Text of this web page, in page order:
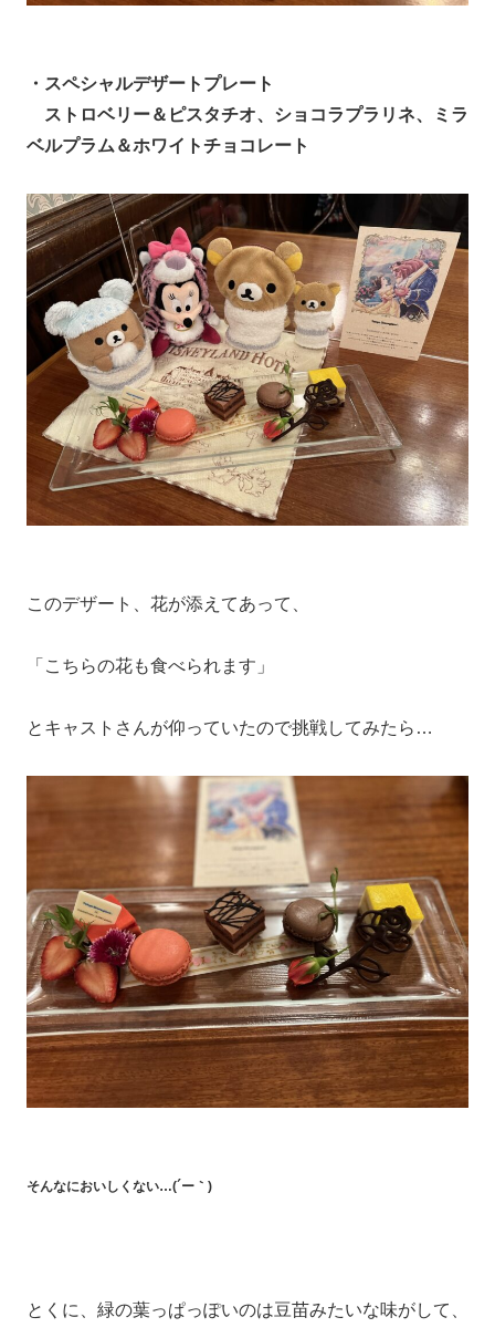
・スペシャルデザートプレート
ストロベリー＆ピスタチオ、ショコラプラリネ、ミラ
ベルプラム＆ホワイトチョコレート
このデザート、花が添えてあって、
「こちらの花も食べられます」
とキャストさんが仰っていたので挑戦してみたら…
そんなにおいしくない…(´ー｀)
とくに、緑の葉っぱっぽいのは豆苗みたいな味がして、